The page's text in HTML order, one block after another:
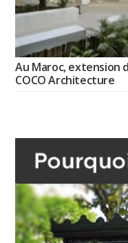
Au Maroc, extension
COCO Architecture